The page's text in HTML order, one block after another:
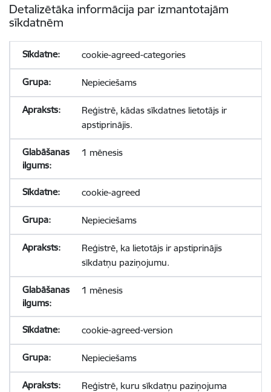
Detalizētāka informācija par izmantotajām
sīkdatnēm
cookie-agreed-categories
Nepieciešams
Reģistrē, kādas sīkdatnes lietotājs ir
apstiprinājis.
1 mēnesis
cookie-agreed
Nepieciešams
Reģistrē, ka lietotājs ir apstiprinājis
sīkdatņu paziņojumu.
1 mēnesis
cookie-agreed-version
Nepieciešams
Reģistrē, kuru sīkdatņu paziņojuma